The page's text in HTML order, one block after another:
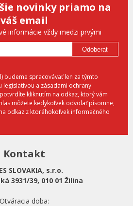
novinky priamo na
váš email
informácie vždy medzi prvými
Odoberať
budeme spracovávať len za týmto
legislatívou a zásadami ochrany
kliknutím na odkaz, ktorý vám
môžete kedykoľvek odvolať písomne,
odkaz z ktoréhokoľvek informačného
Kontakt
SLOVAKIA, s.r.o.
3931/39, 010 01 Žilina
Otváracia doba: